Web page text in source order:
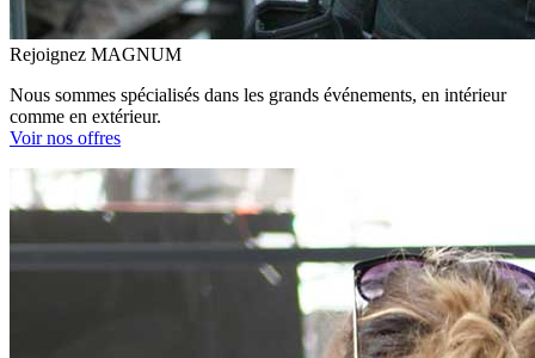
Rejoignez MAGNUM
Nous sommes spécialisés dans les grands événements, en intérieur
comme en extérieur.
Voir nos offres